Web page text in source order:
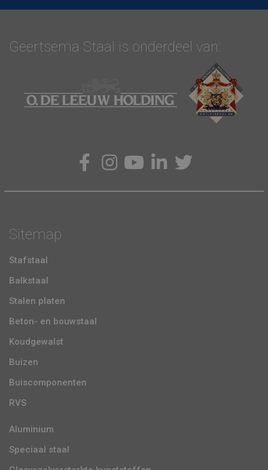
Geertsema Staal is onderdeel van:
Sitemap
Stafstaal
Balkstaal
Stalen platen
Beton- en bouwstaal
Koudgewalst
Buizen
Buiscomponenten
RVS
Aluminium
Speciaal staal